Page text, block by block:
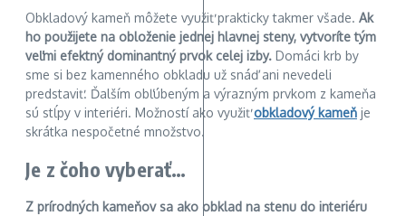
Obkladový kameň môžete využiť prakticky takmer všade. Ak
ho použijete na obloženie jednej hlavnej steny, vytvoríte tým
veľmi efektný dominantný prvok celej izby. Domáci krb by
sme si bez kamenného obkladu už snáď ani nevedeli
predstaviť. Ďalším obľúbeným a výrazným prvkom z kameňa
sú stĺpy v interiéri. Možností ako využiťobkladový kameň je
skrátka nespočetné množstvo.
Je z čoho vyberať…
Z prírodných kameňov sa ako obklad na stenu do interiéru